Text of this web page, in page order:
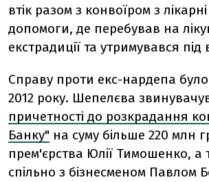
втік разом з конвоїром з
допомоги, де перебував на
екстрадиції та утримувався
Справу проти екс-нардепа
2012 року. Шепелєва
причетності до розкрадання
Банку" на суму більше 220 млн
прем'єрства Юлії Тимошенко, а
спільно з бізнесменом Павлом